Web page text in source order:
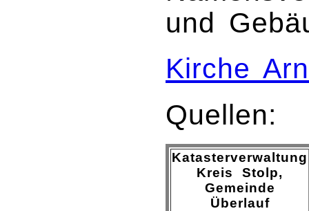
und
Kirche
Quellen:
Katasterverwaltung
Kreis Stolp,
Gemeinde
Überlauf